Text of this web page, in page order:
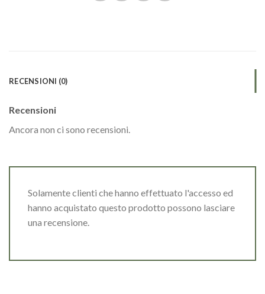
RECENSIONI (0)
Recensioni
Ancora non ci sono recensioni.
Solamente clienti che hanno effettuato l'accesso ed
hanno acquistato questo prodotto possono lasciare
una recensione.